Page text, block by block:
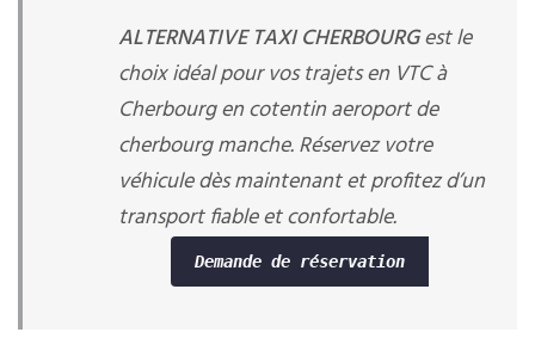
ALTERNATIVE TAXI CHERBOURGest le
choix idéal pour vos trajets en VTC à
Cherbourg en cotentin aeroport de
cherbourg manche. Réservez votre
véhicule dès maintenant et profitez d’un
transport fiable et confortable.
Demande de réservation